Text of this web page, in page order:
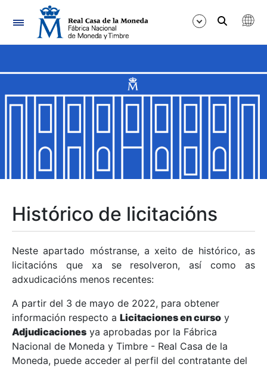
Navegación
Mostrar/Ocultar
Mostrar/Ocultar
Mostrar/Ocultar
Mostrar/Ocultar
Mostrar/Ocultar
Mostrar/Ocultar
Histórico de licitacións
Neste apartado móstranse, a xeito de histórico, as
licitacións que xa se resolveron, así como as
adxudicacións menos recentes:
A partir del 3 de mayo de 2022, para obtener
información respecto a Licitaciones en curso y
Adjudicaciones ya aprobadas por la Fábrica
Nacional de Moneda y Timbre - Real Casa de la
Moneda, puede acceder al perfil del contratante del